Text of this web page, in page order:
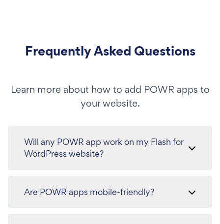
Frequently Asked Questions
Learn more about how to add POWR apps to
your website.
Will any POWR app work on my Flash for
WordPress website?
Are POWR apps mobile-friendly?